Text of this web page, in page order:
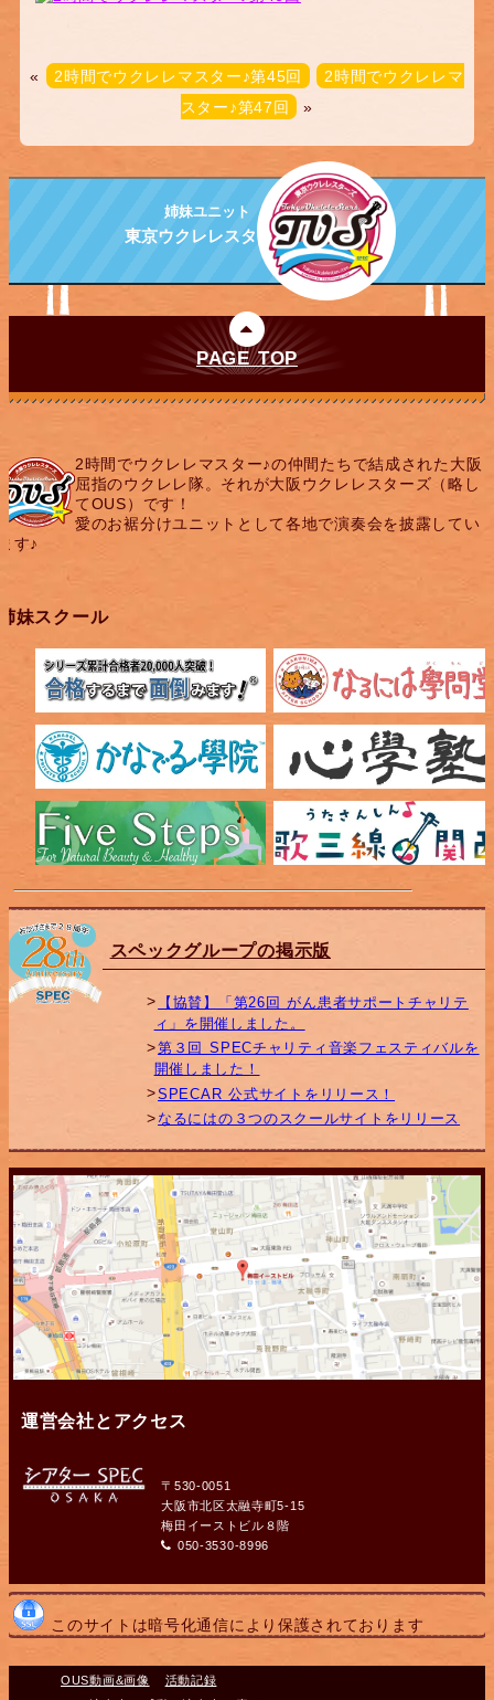
« 2時間でウクレレマスター♪第45回
2時間でウクレレマ
スター♪第47回
»
姉妹ユニット
東京ウクレレスターズ
PAGE TOP
2時間でウクレレマスター♪の仲間たちで結成された大阪
屈指のウクレレ隊。それが大阪ウクレレスターズ（略し
てOUS）です！
愛のお裾分けユニットとして各地で演奏会を披露してい
す♪
妹スクール
スペックグループの掲示版
【協賛】「第26回 がん患者サポートチャリテ
ィ」を開催しました。
第３回 SPECチャリティ音楽フェスティバルを
開催しました！
SPECAR 公式サイトをリリース！
なるにはの３つのスクールサイトをリリース
運営会社とアクセス
〒530-0051
大阪市北区太融寺町5-15
梅田イーストビル８階
050-3530-8996
このサイトは暗号化通信により保護されております
OUS動画&画像
活動記録